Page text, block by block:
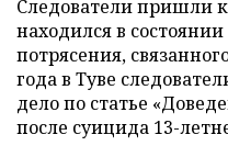
Следователи пришли
находился в
потрясения,
года в Туве
дело по статье
после суицида 13-